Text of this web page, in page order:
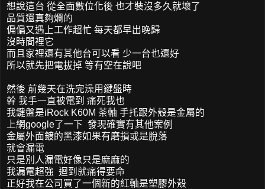
想說這台 從全面數位化後 也才裝沒多久就壞了
品質還真夠爛的
偏偏又遇上工作超忙 每天都早出晚歸
沒時間裡它
而且家裡還有其他台可以看 少一台也還好
所以就先把電拔掉 等有空在說吧
然後 前幾天在洗完澡用鍵盤時
幹 我手一直被電到 痛死我也
我鍵盤是iRock K60M 茶軸 手托跟外殼是金屬的
上網google了一下 發現確實有其他案例
金屬外面鍍的黑漆如果有磨損或是脫落
就會漏電
只是別人漏電好像只是麻麻的
我漏電超強 迴到就痛得要命
正好我在公司買了一個新的紅軸是塑膠外殼